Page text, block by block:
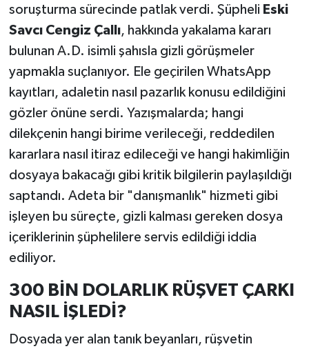
soruşturma sürecinde patlak verdi. Şüpheli Eski
Savcı Cengiz Çallı, hakkında yakalama kararı
bulunan A.D. isimli şahısla gizli görüşmeler
yapmakla suçlanıyor. Ele geçirilen WhatsApp
kayıtları, adaletin nasıl pazarlık konusu edildiğini
gözler önüne serdi. Yazışmalarda; hangi
dilekçenin hangi birime verileceği, reddedilen
kararlara nasıl itiraz edileceği ve hangi hakimliğin
dosyaya bakacağı gibi kritik bilgilerin paylaşıldığı
saptandı. Adeta bir "danışmanlık" hizmeti gibi
işleyen bu süreçte, gizli kalması gereken dosya
içeriklerinin şüphelilere servis edildiği iddia
ediliyor.
300 BİN DOLARLIK RÜŞVET ÇARKI
NASIL İŞLEDİ?
Dosyada yer alan tanık beyanları, rüşvetin